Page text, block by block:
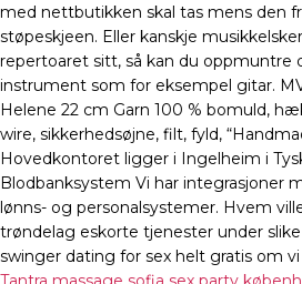
med nettbutikken skal tas mens den
støpeskjeen. Eller kanskje
repertoaret sitt, så kan du oppmuntre
instrument som for eksempel gitar.
Helene 22 cm Garn 100 % bomuld,
wire, sikkerhedsøjne, filt, fyld,
Hovedkontoret ligger i Ingelheim i
Blodbanksystem Vi har integrasjoner
lønns- og personalsystemer. Hvem
trøndelag eskorte tjenester under
swinger dating for sex helt gratis om vi